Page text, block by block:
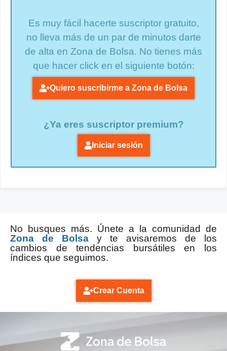
Es muy fácil hacerte suscriptor gratuito,
no lleva más de un par de minutos darte
de alta en Zona de Bolsa. No tienes más
que hacer click en el siguiente botón:
Quiero suscribirme a Zona de Bolsa
¿Ya eres suscriptor premium?
Iniciar sesión
No busques más. Únete a la comunidad de
Zona de Bolsa y te avisaremos de los
cambios de tendencias bursátiles en los
índices que seguimos.
Crear Cuenta